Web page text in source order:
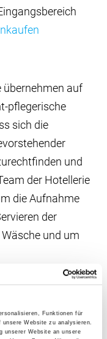
Funktionen für
Website zu analysieren.
unserer Website an unsere
übernehmen auf
pflegerische
sich die
und
der Hotellerie
die Aufnahme
der
und um
Sie bei